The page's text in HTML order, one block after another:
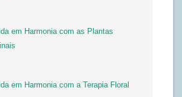
em Harmonia com as Plantas
em Harmonia com a Terapia Floral